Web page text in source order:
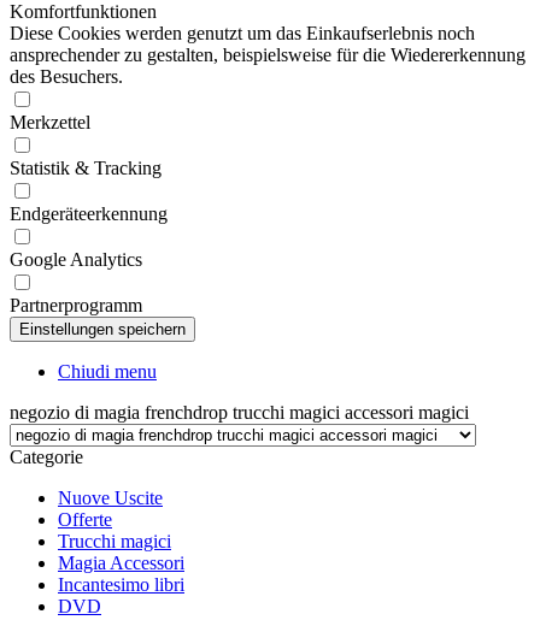
Komfortfunktionen
Diese Cookies werden genutzt um das Einkaufserlebnis noch
ansprechender zu gestalten, beispielsweise für die Wiedererkennung
des Besuchers.
Merkzettel
Statistik & Tracking
Endgeräteerkennung
Google Analytics
Partnerprogramm
Chiudi menu
negozio di magia frenchdrop trucchi magici accessori magici
Categorie
Nuove Uscite
Offerte
Trucchi magici
Magia Accessori
Incantesimo libri
DVD